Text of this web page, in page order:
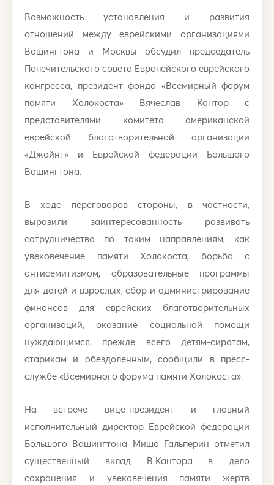
Возможность установления и развития
отношений между еврейскими организациями
Вашингтона и Москвы обсудил председатель
Попечительского совета Европейского еврейского
конгресса, президент фонда «Всемирный форум
памяти Холокоста» Вячеслав Кантор с
представителями комитета американской
еврейской благотворительной организации
«Джойнт» и Еврейской федерации Большого
Вашингтона.
В ходе переговоров стороны, в частности,
выразили заинтересованность развивать
сотрудничество по таким направлениям, как
увековечение памяти Холокоста, борьба с
антисемитизмом, образовательные программы
для детей и взрослых, сбор и администрирование
финансов для еврейских благотворительных
организаций, оказание социальной помощи
нуждающимся, прежде всего детям-сиротам,
старикам и обездоленным, сообщили в пресс-
службе «Всемирного форума памяти Холокоста».
На встрече вице-президент и главный
исполнительный директор Еврейской федерации
Большого Вашингтона Миша Гальперин отметил
существенный вклад В.Кантора в дело
сохранения и увековечения памяти жертв